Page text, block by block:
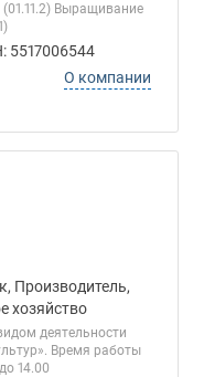
Выращивание
5517006544
О компании
Производитель,
хозяйство
деятельности
Время работы
14.00